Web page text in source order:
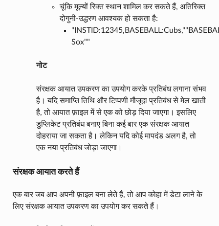
चूंकि मूल्यों रिक्त स्थान शामिल कर सकते हैं, अतिरिक्त
दोगुनी-उद्धरण आवश्यक हो सकता है:
Sox""
नोट
संरक्षक आयात उपकरण का उपयोग करके प्रतिबंध लगाना संभव
है। यदि समाप्ति तिथि और टिप्पणी मौजूदा प्रतिबंध से मेल खाती
है, तो आयात फ़ाइल में से एक को छोड़ दिया जाएगा। इसलिए
डुप्लिकेट प्रतिबंध बनाए बिना कई बार एक संरक्षक आयात
दोहराया जा सकता है। लेकिन यदि कोई मापदंड अलग है, तो
एक नया प्रतिबंध जोड़ा जाएगा।
संरक्षक आयात करते हैं
एक बार जब आप अपनी फ़ाइल बना लेते हैं, तो आप कोहा में डेटा लाने के
लिए संरक्षक आयात उपकरण का उपयोग कर सकते हैं।